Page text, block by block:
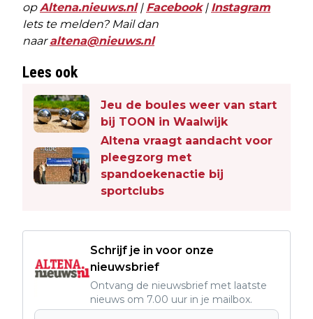
opAltena.nieuws.nl| Facebook| Instagram
Iets te melden? Mail dan
naaraltena@nieuws.nl
Lees ook
Jeu de boules weer van start
bij TOON in Waalwijk
Altena vraagt aandacht voor
pleegzorg met
spandoekenactie bij
sportclubs
Schrijf je in voor onze
nieuwsbrief
Ontvang de nieuwsbrief met laatste
nieuws om 7.00 uur in je mailbox.